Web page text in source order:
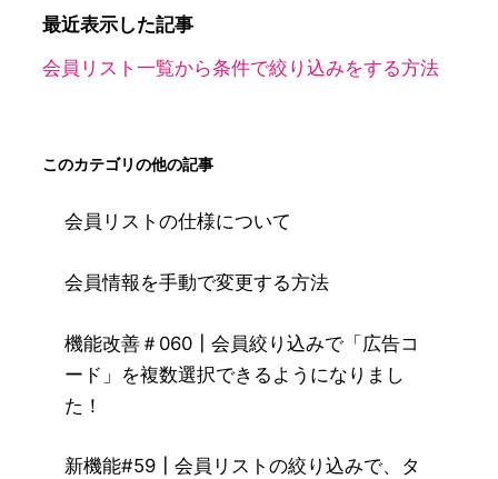
最近表示した記事
会員リスト一覧から条件で絞り込みをする方法
このカテゴリの他の記事
会員リストの仕様について
会員情報を手動で変更する方法
機能改善＃060┃会員絞り込みで「広告コ
ード」を複数選択できるようになりまし
た！
新機能#59┃会員リストの絞り込みで、タ